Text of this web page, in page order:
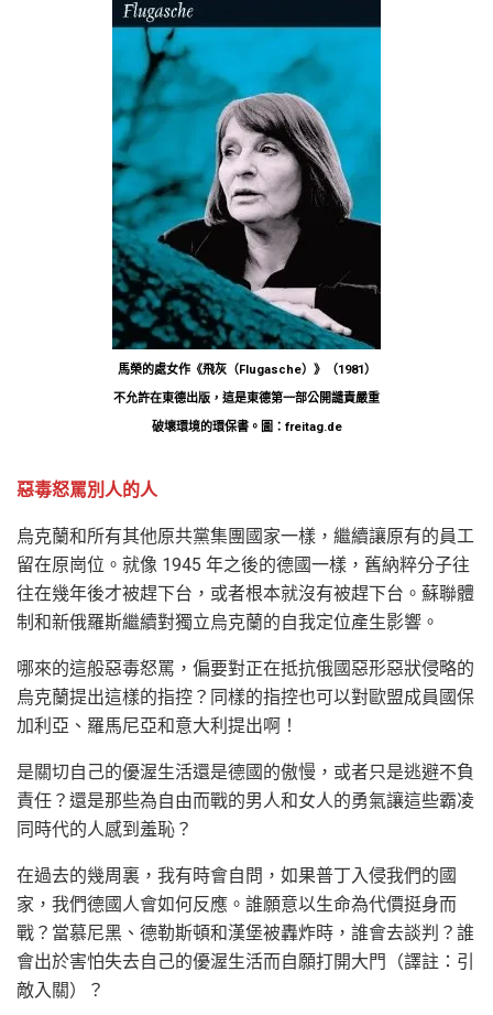
馬榮的處女作《飛灰（Flugasche）》（1981）
不允許在東德出版，這是東德第一部公開譴責嚴重
破壞環境的環保書。圖：freitag.de
惡毒怒罵別人的人
烏克蘭和所有其他原共黨集團國家一樣，繼續讓原有的員工
留在原崗位。就像 1945 年之後的德國一樣，舊納粹分子往
往在幾年後才被趕下台，或者根本就沒有被趕下台。蘇聯體
制和新俄羅斯繼續對獨立烏克蘭的自我定位產生影響。
哪來的這般惡毒怒罵，偏要對正在抵抗俄國惡形惡狀侵略的
烏克蘭提出這樣的指控？同樣的指控也可以對歐盟成員國保
加利亞、羅馬尼亞和意大利提出啊！
是關切自己的優渥生活還是德國的傲慢，或者只是逃避不負
責任？還是那些為自由而戰的男人和女人的勇氣讓這些霸凌
同時代的人感到羞恥？
在過去的幾周裏，我有時會自問，如果普丁入侵我們的國
家，我們德國人會如何反應。誰願意以生命為代價挺身而
戰？當慕尼黑、德勒斯頓和漢堡被轟炸時，誰會去談判？誰
會出於害怕失去自己的優渥生活而自願打開大門（譯註：引
敵入關）？